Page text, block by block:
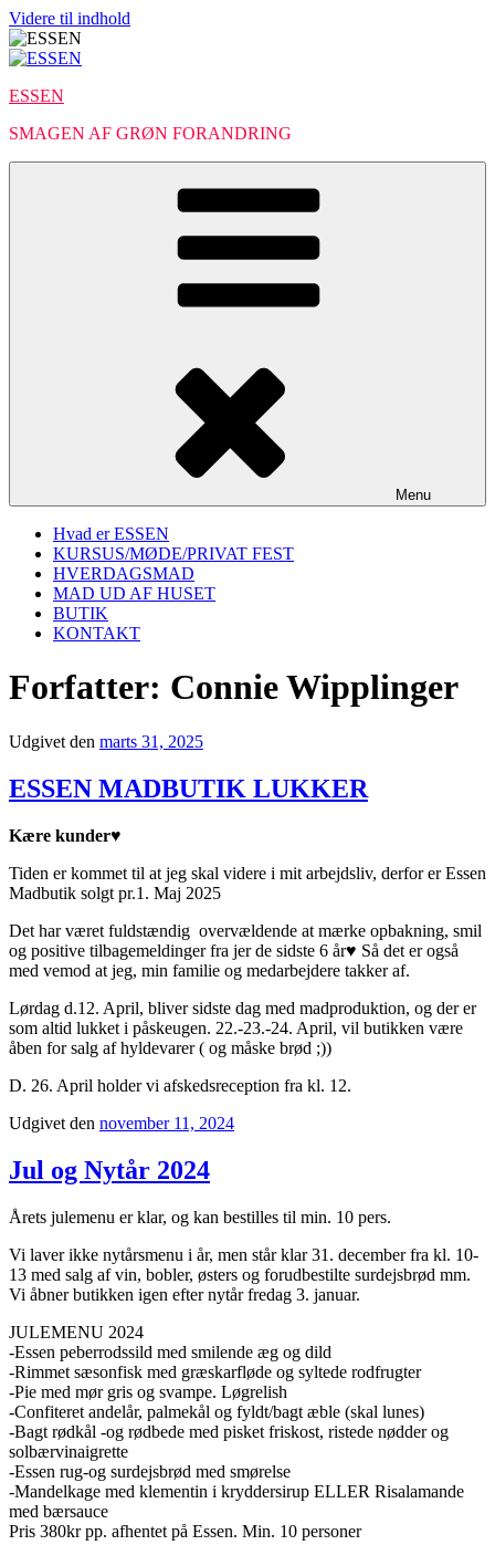
Videre til indhold
ESSEN
SMAGEN AF GRØN FORANDRING
Menu
Hvad er ESSEN
KURSUS/MØDE/PRIVAT FEST
HVERDAGSMAD
MAD UD AF HUSET
BUTIK
KONTAKT
Forfatter: Connie Wipplinger
Udgivet den marts 31, 2025
ESSEN MADBUTIK LUKKER
Kære kunder♥️
Tiden er kommet til at jeg skal videre i mit arbejdsliv, derfor er Essen
Madbutik solgt pr.1. Maj 2025
Det har været fuldstændig overvældende at mærke opbakning, smil
og positive tilbagemeldinger fra jer de sidste 6 år♥️ Så det er også
med vemod at jeg, min familie og medarbejdere takker af.
Lørdag d.12. April, bliver sidste dag med madproduktion, og der er
som altid lukket i påskeugen. 22.-23.-24. April, vil butikken være
åben for salg af hyldevarer ( og måske brød ;))
D. 26. April holder vi afskedsreception fra kl. 12.
Udgivet den november 11, 2024
Jul og Nytår 2024
Årets julemenu er klar, og kan bestilles til min. 10 pers.
Vi laver ikke nytårsmenu i år, men står klar 31. december fra kl. 10-
13 med salg af vin, bobler, østers og forudbestilte surdejsbrød mm.
Vi åbner butikken igen efter nytår fredag 3. januar.
JULEMENU 2024
-Essen peberrodssild med smilende æg og dild
-Rimmet sæsonfisk med græskarfløde og syltede rodfrugter
-Pie med mør gris og svampe. Løgrelish
-Confiteret andelår, palmekål og fyldt/bagt æble (skal lunes)
-Bagt rødkål -og rødbede med pisket friskost, ristede nødder og
solbærvinaigrette
-Essen rug-og surdejsbrød med smørelse
-Mandelkage med klementin i kryddersirup ELLER Risalamande
med bærsauce
Pris 380kr pp. afhentet på Essen. Min. 10 personer